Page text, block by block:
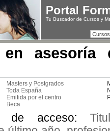
Portal
Tu Buscador de Cursos y
en asesoría
Masters y Postgrados
Toda España
Emitida por el centro
Beca
de acceso: